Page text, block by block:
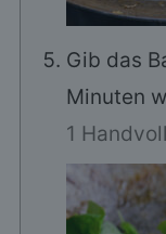
Gib das
Minuten
1